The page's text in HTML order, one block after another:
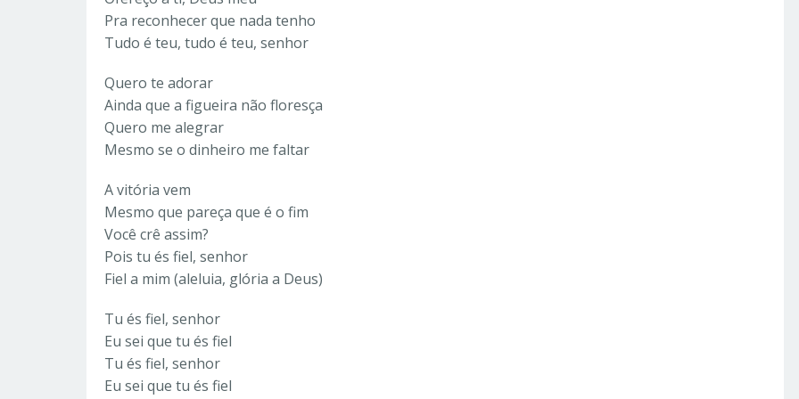
Pra reconhecer que nada tenho
Tudo é teu, tudo é teu, senhor
Quero te adorar
Ainda que a figueira não floresça
Quero me alegrar
Mesmo se o dinheiro me faltar
A vitória vem
Mesmo que pareça que é o fim
Você crê assim?
Pois tu és fiel, senhor
Fiel a mim (aleluia, glória a Deus)
Tu és fiel, senhor
Eu sei que tu és fiel
Tu és fiel, senhor
Eu sei que tu és fiel